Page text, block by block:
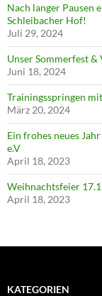
Nach langer Pausen
Schleibacher Hof!
Juli 29, 2024
Unser Sommerfest
Juni 18, 2024
Trainingsspringen
März 20, 2024
Ein frohes neues
e.V
April 18, 2023
Weihnachtsfeier
April 18, 2023
KATEGORIEN